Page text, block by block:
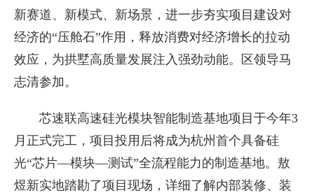
新赛道、新模式、新场景，进一步夯实项目建设对
经济的“压舱石”作用，释放消费对经济增长的拉动
效应，为拱墅高质量发展注入强劲动能。区领导马
志清参加。
芯速联高速硅光模块智能制造基地项目于今年3
月正式完工，项目投用后将成为杭州首个具备硅
光“芯片—模块—测试”全流程能力的制造基地。敖
煜新实地踏勘了项目现场，详细了解内部装修、装